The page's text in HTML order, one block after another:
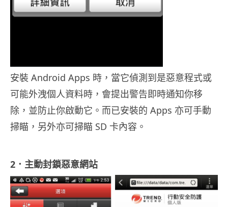
安裝 Android Apps 時，當它偵測到是惡意程式或
可能外洩個人資料時，會提出警告即時通知你移
除，並防止你啟動它。而已安裝的 Apps 亦可手動
掃瞄，另外亦可掃瞄 SD 卡內容。
2．主動封鎖惡意網站